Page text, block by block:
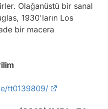
Olağanüstü bir sanal
1930'ların Los
bir macera
tt0139809/